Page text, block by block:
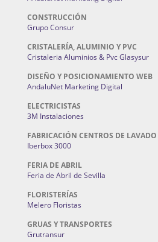
CONSTRUCCIÓN
Grupo Consur
CRISTALERÍA, ALUMINIO Y PVC
Cristaleria Aluminios & Pvc Glasysur
DISEÑO Y POSICIONAMIENTO WEB
AndaluNet Marketing Digital
ELECTRICISTAS
3M Instalaciones
FABRICACIÓN CENTROS DE LAVADO
Iberbox 3000
FERIA DE ABRIL
Feria de Abril de Sevilla
FLORISTERÍAS
Melero Floristas
GRUAS Y TRANSPORTES
Grutransur